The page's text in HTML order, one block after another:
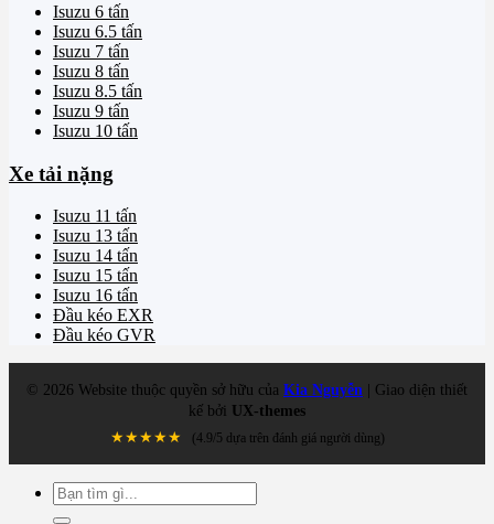
Isuzu 6 tấn
Isuzu 6.5 tấn
Isuzu 7 tấn
Isuzu 8 tấn
Isuzu 8.5 tấn
Isuzu 9 tấn
Isuzu 10 tấn
Xe tải nặng
Isuzu 11 tấn
Isuzu 13 tấn
Isuzu 14 tấn
Isuzu 15 tấn
Isuzu 16 tấn
Đầu kéo EXR
Đầu kéo GVR
© 2026 Website thuộc quyền sở hữu của Kia Nguyễn | Giao diện thiết
kế bởi UX-themes
★★★★★
(4.9/5 dựa trên đánh giá người dùng)
Tìm
kiếm: